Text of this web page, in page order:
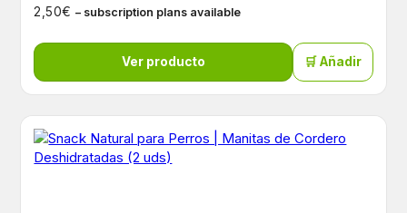
2,50€ – subscription plans available
Ver producto 🛒 Añadir